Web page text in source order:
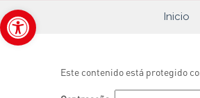
Abrir barra de Inicio
Este contenido está protegido